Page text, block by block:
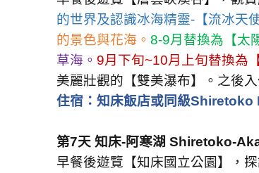
的世界及認識冰海精靈- 【流冰天
的景色與花海。 8-9月替換為【太
草海。 9月下旬~10月上旬替換為
美麗壯觀的【雙美瀑布】。之後
住宿： 知床飯店或同級Shiretoko
第7天 知床-阿寒湖 Shiretoko-
早餐後遊覽【知床國立公園】，